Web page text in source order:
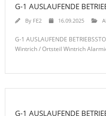
G-1 AUSLAUFENDE
By FE2 16.09.2025
G-1 AUSLAUFENDE
Wintrich / Ortsteil Wintrich
G-1 AUSLAUFENDE